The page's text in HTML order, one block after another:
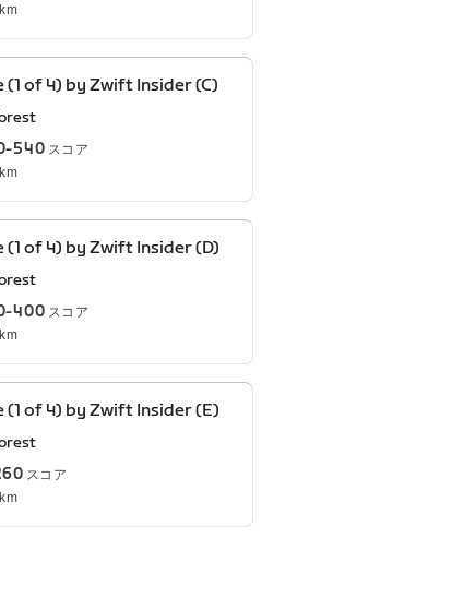
km
(1 of 4) by Zwift Insider (C)
540 スコア
km
(1 of 4) by Zwift Insider (D)
400 スコア
km
(1 of 4) by Zwift Insider (E)
スコア
km